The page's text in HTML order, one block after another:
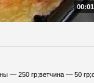
— 250 гр;ветчина — 50